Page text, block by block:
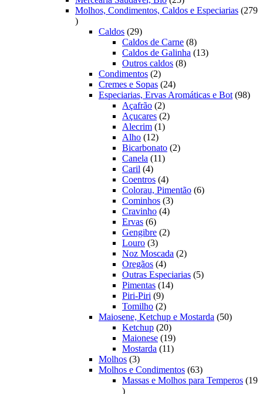
produtos
Molhos, Condimentos, Caldos e Especiarias 279
279
produtosCaldos 2929
produtos
Caldos de Carne 88
produtos
Caldos de Galinha 1313
Outros caldos 88
Condimentos 22
produtos
Cremes e Sopas 2424
produtos
Especiarias, Ervas Aromáticas e Bot 9898
Açafrão 22
produtos
Açucares 22
Alecrim 11
Alho 1212
produtos
Bicarbonato 22
Canela 1111
Caril 44
produtos
Coentros 44
produtos
Colorau, Pimentão 66
Cominhos 33
Cravinho 44
Ervas 66
produtos
Gengibre 22
Louro 33
produtos
Noz Moscada 22
Oregãos 44
produtos
Outras Especiarias 55
Pimentas 1414
Piri-Piri 99
produtos
Tomilho 22
produtos
Maiosene, Ketchup e Mostarda 5050
Ketchup 2020
produtos
Maionese 1919
produtos
Mostarda 1111
Molhos 33
produtos
Molhos e Condimentos 6363
produtos
Massas e Molhos para Temperos 19
19